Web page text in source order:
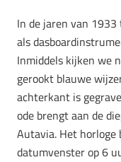
In de jaren van
als
Inmiddels kijken we
gerookt blauwe
achterkant is
ode brengt aan de
Autavia. Het
datumvenster op 6